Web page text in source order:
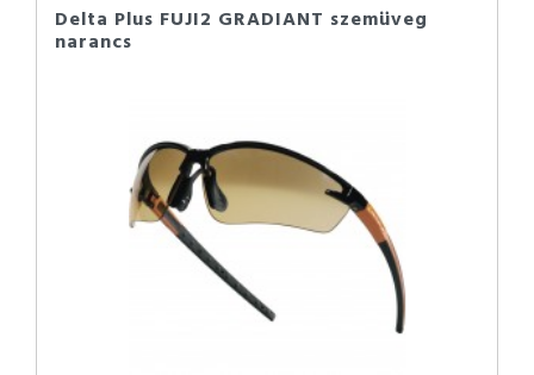
Delta Plus FUJI2 GRADIANT szemüveg
narancs